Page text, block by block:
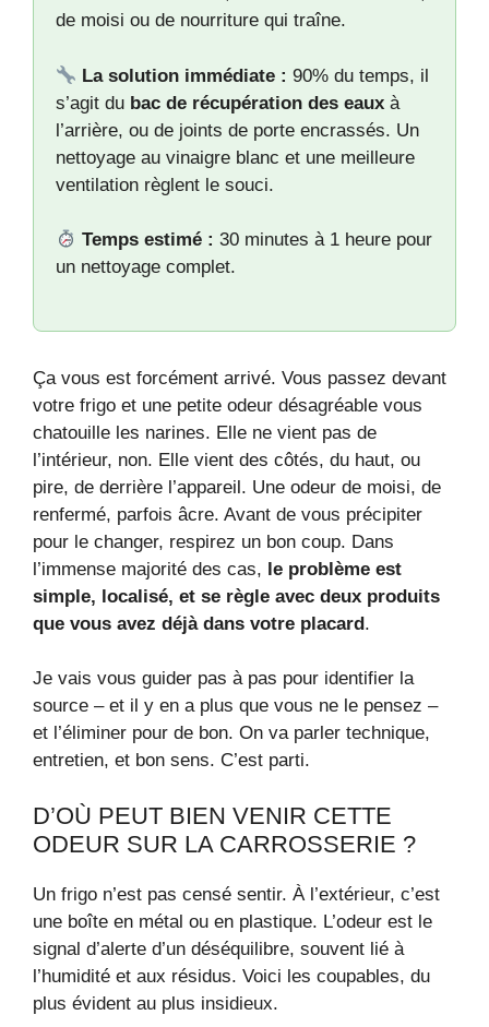
de moisi ou de nourriture qui traîne.
La solution immédiate : 90% du temps, il
s’agit du bac de récupération des eaux à
l’arrière, ou de joints de porte encrassés. Un
nettoyage au vinaigre blanc et une meilleure
ventilation règlent le souci.
Temps estimé : 30 minutes à 1 heure pour
un nettoyage complet.
Ça vous est forcément arrivé. Vous passez devant
votre frigo et une petite odeur désagréable vous
chatouille les narines. Elle ne vient pas de
l’intérieur, non. Elle vient des côtés, du haut, ou
pire, de derrière l’appareil. Une odeur de moisi, de
renfermé, parfois âcre. Avant de vous précipiter
pour le changer, respirez un bon coup. Dans
l’immense majorité des cas, le problème est
simple, localisé, et se règle avec deux produits
que vous avez déjà dans votre placard.
Je vais vous guider pas à pas pour identifier la
source – et il y en a plus que vous ne le pensez –
et l’éliminer pour de bon. On va parler technique,
entretien, et bon sens. C’est parti.
D’OÙ PEUT BIEN VENIR CETTE
ODEUR SUR LA CARROSSERIE ?
Un frigo n’est pas censé sentir. À l’extérieur, c’est
une boîte en métal ou en plastique. L’odeur est le
signal d’alerte d’un déséquilibre, souvent lié à
l’humidité et aux résidus. Voici les coupables, du
plus évident au plus insidieux.